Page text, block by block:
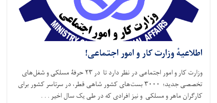
اطلاعیهٔ وزارت کار و امور اجتماعی!
وزارت کار و امور اجتماعی در نظر دارد تا در ۲۳ حرفۀ مسلکی و شغل‌های
تخصصی جدید؛ ۳۰۰۰ بست‌های کشور شاهی قطر، در سرتاسر کشور برای
کارگران ماهر و مسلکی و نیز افرادی که در طی یک سال اخیر . . .